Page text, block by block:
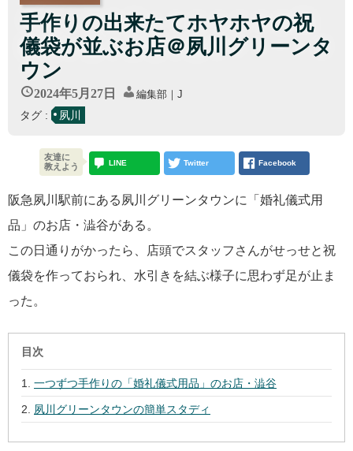
手作りの出来たてホヤホヤの祝
儀袋が並ぶお店＠夙川グリーンタ
ウン
2024年5月27日 編集部｜J
タグ : 夙川
阪急夙川駅前にある夙川グリーンタウンに「婚礼儀式用
品」のお店・澁谷がある。
この日通りがかったら、店頭でスタッフさんがせっせと祝
儀袋を作っておられ、水引きを結ぶ様子に思わず足が止ま
った。
目次
一つずつ手作りの「婚礼儀式用品」のお店・澁谷
夙川グリーンタウンの簡単スタディ
友達に
教えよう
LINE Twitter Facebook